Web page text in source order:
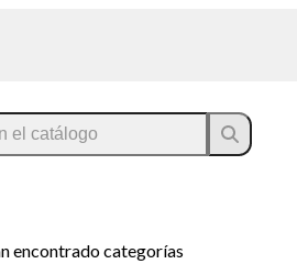
encontrado categorías